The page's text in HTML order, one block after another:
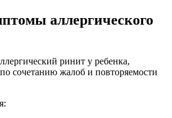
аллергического
ринит у ребенка,
сочетанию жалоб и повторяемости